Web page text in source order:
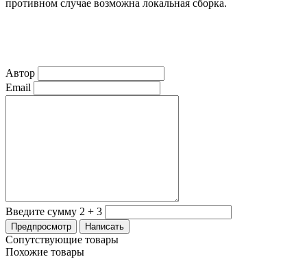
противном случае возможна локальная сборка.
Автор
Email
Введите сумму 2 + 3
Сопутствующие товары
Похожие товары